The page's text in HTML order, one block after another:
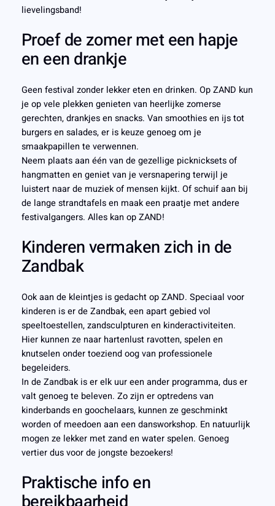
lievelingsband!
Proef de zomer met een hapje
en een drankje
Geen festival zonder lekker eten en drinken. Op ZAND kun
je op vele plekken genieten van heerlijke zomerse
gerechten, drankjes en snacks. Van smoothies en ijs tot
burgers en salades, er is keuze genoeg om je
smaakpapillen te verwennen.
Neem plaats aan één van de gezellige picknicksets of
hangmatten en geniet van je versnapering terwijl je
luistert naar de muziek of mensen kijkt. Of schuif aan bij
de lange strandtafels en maak een praatje met andere
festivalgangers. Alles kan op ZAND!
Kinderen vermaken zich in de
Zandbak
Ook aan de kleintjes is gedacht op ZAND. Speciaal voor
kinderen is er de Zandbak, een apart gebied vol
speeltoestellen, zandsculpturen en kinderactiviteiten.
Hier kunnen ze naar hartenlust ravotten, spelen en
knutselen onder toeziend oog van professionele
begeleiders.
In de Zandbak is er elk uur een ander programma, dus er
valt genoeg te beleven. Zo zijn er optredens van
kinderbands en goochelaars, kunnen ze geschminkt
worden of meedoen aan een dansworkshop. En natuurlijk
mogen ze lekker met zand en water spelen. Genoeg
vertier dus voor de jongste bezoekers!
Praktische info en